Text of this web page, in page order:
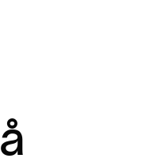
å